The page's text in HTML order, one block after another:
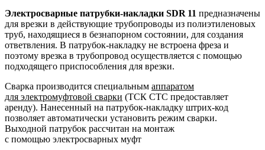
Электросварные патрубки-накладки SDR 11 предназначены
для врезки в действующие трубопроводы из полиэтиленовых
труб, находящиеся в безнапорном состоянии, для создания
ответвления. В патрубок-накладку не встроена фреза и
поэтому врезка в трубопровод осуществляется с помощью
подходящего приспособления для врезки.
Сварка производится специальным аппаратом
для электромуфтовой сварки (ТСК СТС предоставляет
аренду). Нанесенный на патрубок-накладку штрих-код
позволяет автоматически установить режим сварки.
Выходной патрубок рассчитан на монтаж
с помощью электросварных муфт